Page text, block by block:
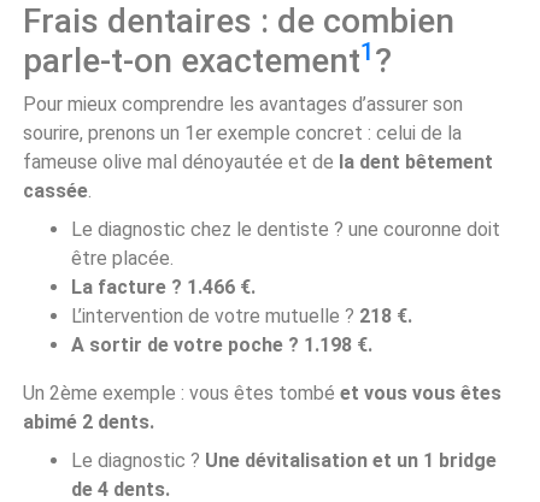
Frais dentaires : de combien
parle-t-on exactement1 ?
Pour mieux comprendre les avantages d’assurer son
sourire, prenons un 1er exemple concret : celui de la
fameuse olive mal dénoyautée et de la dent bêtement
cassée.
Le diagnostic chez le dentiste ? une couronne doit
être placée.
La facture ? 1.466 €.
L’intervention de votre mutuelle ? 218 €.
A sortir de votre poche ? 1.198 €.
Un 2ème exemple : vous êtes tombé et vous vous êtes
abimé 2 dents.
Le diagnostic ? Une dévitalisation et un 1 bridge
de 4 dents.